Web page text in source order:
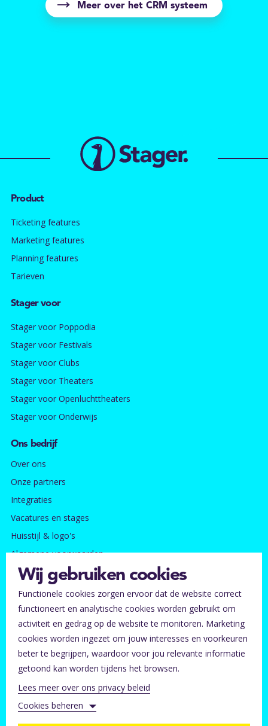
Meer over het CRM systeem
Product
Ticketing features
Marketing features
Planning features
Tarieven
Stager voor
Stager voor Poppodia
Stager voor Festivals
Stager voor Clubs
Stager voor Theaters
Stager voor Openluchttheaters
Stager voor Onderwijs
Ons bedrijf
Over ons
Onze partners
Integraties
Vacatures en stages
Huisstijl & logo's
Algemene voorwaarden
Privacy- en cookie beleid
Contact
Ontvang onze nieuwsbrief
Tickets kwijt?
FAQ voor ticket kopers
Neem contact met ons op
Helpcentrum organisatoren
Wij gebruiken cookies
Functionele cookies zorgen ervoor dat de website correct
functioneert en analytische cookies worden gebruikt om
activiteit en gedrag op de website te monitoren. Marketing
cookies worden ingezet om jouw interesses en voorkeuren
beter te begrijpen, waardoor voor jou relevante informatie
getoond kan worden tijdens het browsen.
Lees meer over ons privacy beleid
Cookies beheren